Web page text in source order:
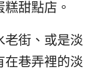
甜點店。
老街、或是淡
在巷弄裡的淡